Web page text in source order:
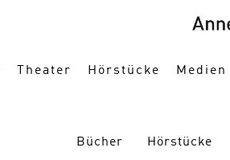
Theater Hörstücke Medien
Bücher Hörstücke